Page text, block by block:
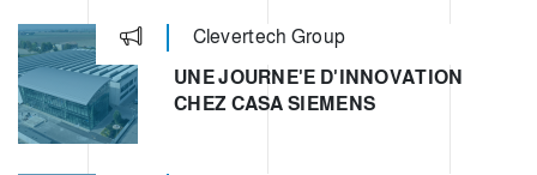
Clevertech Group
UNE JOURNE'E D'INNOVATION
CHEZ CASA SIEMENS